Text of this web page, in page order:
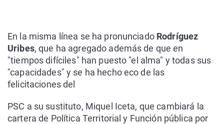
En la misma línea se ha pronunciado Rodríguez
Uribes, que ha agregado además de que en
"tiempos difíciles" han puesto "el alma" y todas sus
"capacidades" y se ha hecho eco de las
felicitaciones del
PSC a su sustituto, Miquel Iceta, que cambiará la
cartera de Política Territorial y Función pública por